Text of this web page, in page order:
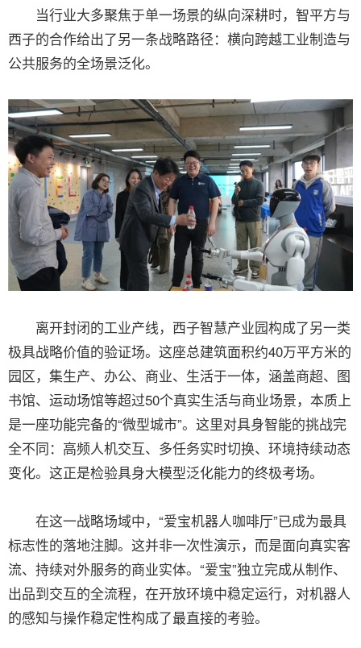
当行业大多聚焦于单一场景的纵向深耕时，智平方与
西子的合作给出了另一条战略路径：横向跨越工业制造与
公共服务的全场景泛化。
离开封闭的工业产线，西子智慧产业园构成了另一类
极具战略价值的验证场。这座总建筑面积约40万平方米的
园区，集生产、办公、商业、生活于一体，涵盖商超、图
书馆、运动场馆等超过50个真实生活与商业场景，本质上
是一座功能完备的“微型城市”。这里对具身智能的挑战完
全不同：高频人机交互、多任务实时切换、环境持续动态
变化。这正是检验具身大模型泛化能力的终极考场。
在这一战略场域中，“爱宝机器人咖啡厅”已成为最具
标志性的落地注脚。这并非一次性演示，而是面向真实客
流、持续对外服务的商业实体。“爱宝”独立完成从制作、
出品到交互的全流程，在开放环境中稳定运行，对机器人
的感知与操作稳定性构成了最直接的考验。